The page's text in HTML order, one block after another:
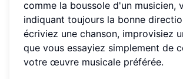
comme la boussole d'un musicien,
indiquant toujours la bonne
écriviez une chanson, improvisiez
que vous essayiez simplement de
votre œuvre musicale préférée.